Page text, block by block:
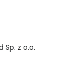
Sp. z o.o.